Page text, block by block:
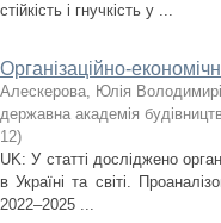
стійкість і гнучкість у ...
Організаційно-
Алескерова, Юлія
державна академія
12)
UK: У статті досліджено
в Україні та світі.
2022–2025 ...